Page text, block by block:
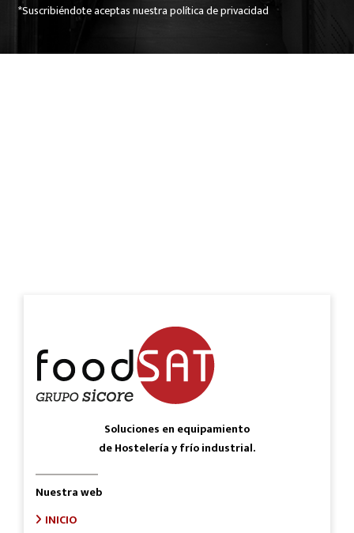
*Suscribiéndote aceptas nuestra política de privacidad
Soluciones en equipamiento
de Hostelería y frío industrial.
Nuestra web
INICIO